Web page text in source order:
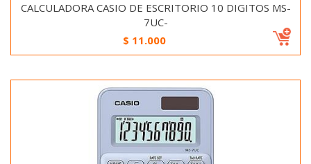
CALCULADORA CASIO DE ESCRITORIO 10 DIGITOS MS-
7UC-
$ 11.000